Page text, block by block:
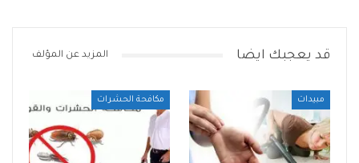
قد يعجبك ايضا المزيد عن المؤلف
مبيدات مكافحة الحشرات